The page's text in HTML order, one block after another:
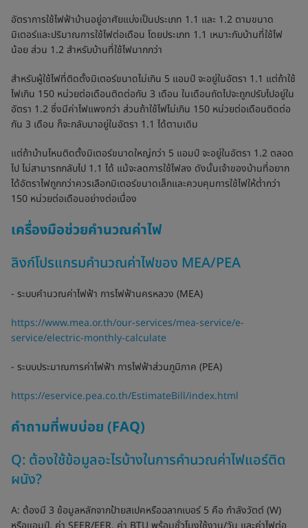
อัตราการใช้ไฟฟ้าบ้านอยู่อาศัยแบ่งเป็นประเภท 1.1 และ 1.2 ตามขนาด
มิเตอร์และปริมาณการใช้ไฟต่อเดือน โดยประเภท 1.1 เหมาะกับบ้านที่ใช้ไฟ
น้อย ส่วน 1.2 สำหรับบ้านที่ใช้ไฟมากกว่า
สำหรับผู้ใช้ไฟที่ติดตั้งมิเตอร์ขนาดไม่เกิน 5 แอมป์ จะอยู่ในอัตรา 1.1 แต่ถ้าใช้
ไฟเกิน 150 หน่วยต่อเดือนติดต่อกัน 3 เดือน ในเดือนถัดไปจะถูกปรับไปอยู่ใน
อัตรา 1.2 ซึ่งมีค่าไฟแพงกว่า ส่วนถ้าใช้ไฟไม่เกิน 150 หน่วยต่อเดือนติดต่อ
กัน 3 เดือน ก็จะกลับมาอยู่ในอัตรา 1.1 ได้ตามเดิม
แต่ถ้าบ้านไหนติดตั้งมิเตอร์ขนาดใหญ่กว่า 5 แอมป์ จะอยู่ในอัตรา 1.2 ตลอด
ไป ไม่สามารถกลับไป 1.1 ได้ แม้จะลดการใช้ไฟลง ดังนั้นเจ้าของบ้านที่อยาก
ได้อัตราไฟถูกกว่าควรเลือกมิเตอร์ขนาดเล็กและควบคุมการใช้ไฟให้ต่ำกว่า
150 หน่วยต่อเดือนอย่างต่อเนื่อง
เครื่องมือช่วยคำนวณค่าไฟ
ลิงก์โปรแกรมคำนวณค่าไฟของ MEA/PEA
- ระบบคำนวณค่าไฟฟ้า การไฟฟ้านครหลวง (MEA)
https://www.mea.or.th/our-services/mea-service/e-
service/electric-monthly-calculate
- ระบบประมาณการค่าไฟฟ้า การไฟฟ้าส่วนภูมิภาค (PEA)
https://eservice.pea.co.th/EstimateBill/index.html
คำถามที่พบบ่อย (FAQ)
Q: ต้องใช้ข้อมูลอะไรบ้างในการคำนวณค่าไฟแอร์ติด
ผนัง?
A: ต้องมี 3 ข้อมูลหลักจากป้ายสเปคหรือฉลากเบอร์ 5 คือ กำลังวัตต์ (W)